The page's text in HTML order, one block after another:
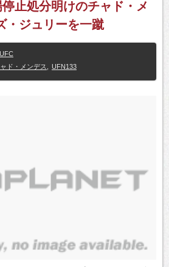
停止処分明けのチャド・メ
・ジュリーを一蹴
UFC
ド・メンデス UFN133